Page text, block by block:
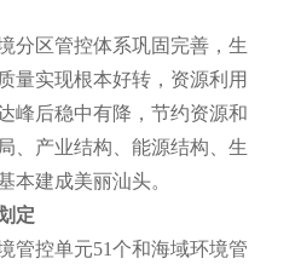
区管控体系巩固完善，生
量实现根本好转，资源利用
峰后稳中有降，节约资源和
、产业结构、能源结构、生
本建成美丽汕头。
定
控单元51个和海域环境管